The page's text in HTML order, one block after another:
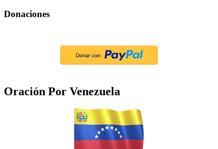
Donaciones
Oración Por Venezuela